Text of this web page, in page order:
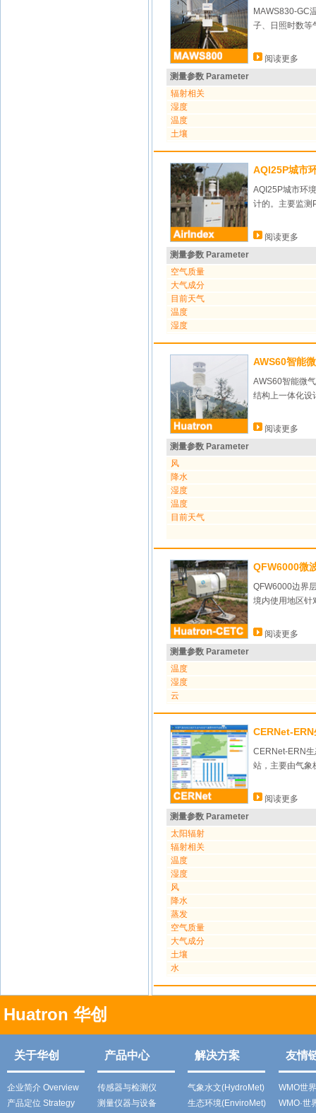
MAWS830-GC
子、日照时数等
阅读更多
测量参数 Parameter
辐射相关
湿度
温度
土壤
AQI25P城市
AQI25P城市环
计的。主要监测
阅读更多
测量参数 Parameter
空气质量
大气成分
目前天气
温度
湿度
AWS60智能
AWS60智能微
结构上一体化设
阅读更多
测量参数 Parameter
风
降水
湿度
温度
目前天气
QFW6000微
QFW6000边界
境内使用地区针
阅读更多
测量参数 Parameter
温度
湿度
云
CERNet-
CERNet-ERN
站，主要由气象
阅读更多
测量参数 Parameter
太阳辐射
辐射相关
温度
湿度
风
降水
蒸发
空气质量
大气成分
土壤
水
Huatron 华创
关于华创 产品中心 解决方案 友情
企业简介 Overview
产品定位 Strategy
传感器与检测仪
测量仪器与设备
气象水文(HydroMet)
生态环境(EnviroMet)
WMO世
WMO·世